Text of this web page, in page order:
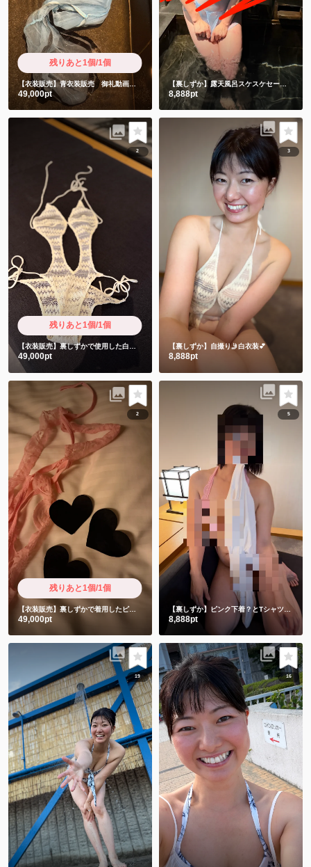
残りあと1個/1個
【衣装販売】青衣装販売 御礼動画と直筆お手紙付きです❤️
49,000pt 8,888pt
2
残りあと1個/1個
【衣装販売】裏しずかで使用した白衣装 御礼動画2本付き
49,000pt
3
【裏しずか】自撮り🤳白衣装💕
8,888pt
2
残りあと1個/1個
【衣装販売】裏しずかで着用したピンクと使用済み前貼り3枚 限定超ショート動画付き
49,000pt
5
ピ
8,888pt
19 16